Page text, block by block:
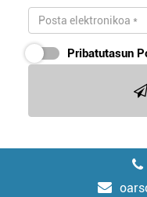
Pribatutasun